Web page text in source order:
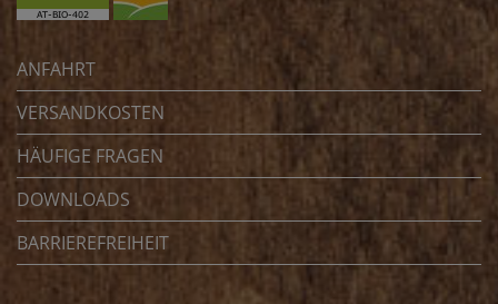
ANFAHRT
VERSANDKOSTEN
HÄUFIGE FRAGEN
DOWNLOADS
BARRIEREFREIHEIT